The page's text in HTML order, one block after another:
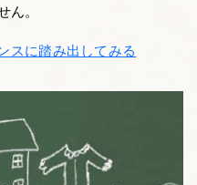
。
スに踏み出してみる